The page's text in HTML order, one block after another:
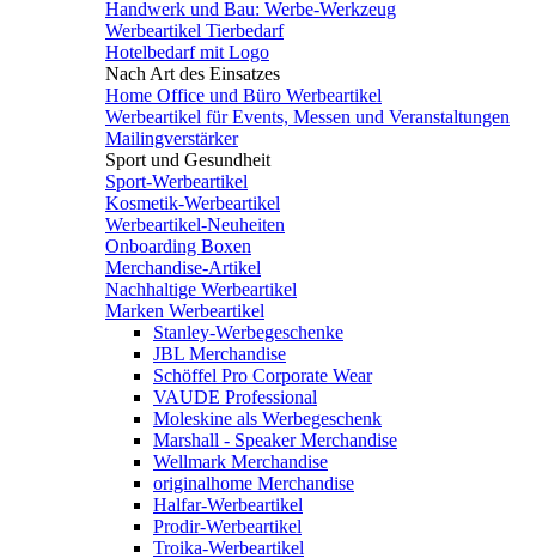
Handwerk und Bau: Werbe-Werkzeug
Werbeartikel Tierbedarf
Hotelbedarf mit Logo
Nach Art des Einsatzes
Home Office und Büro Werbeartikel
Werbeartikel für Events, Messen und Veranstaltungen
Mailingverstärker
Sport und Gesundheit
Sport-Werbeartikel
Kosmetik-Werbeartikel
Werbeartikel-Neuheiten
Onboarding Boxen
Merchandise-Artikel
Nachhaltige Werbeartikel
Marken Werbeartikel
Stanley-Werbegeschenke
JBL Merchandise
Schöffel Pro Corporate Wear
VAUDE Professional
Moleskine als Werbegeschenk
Marshall - Speaker Merchandise
Wellmark Merchandise
originalhome Merchandise
Halfar-Werbeartikel
Prodir-Werbeartikel
Troika-Werbeartikel